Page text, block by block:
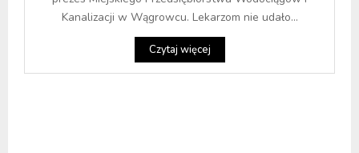
Kanalizacji w Wągrowcu. Lekarzom nie udało...
Czytaj więcej